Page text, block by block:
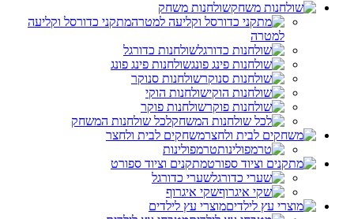
שולחנות משחק
מתקני כדורסל וקליעה
למטרה
שולחנות כדורגל
שולחנות פינג פונג
שולחנות סנוקר
שולחנות הוקי
שולחנות פוקר
לכל שולחנות המשחק
משחקים לבית ולחצר
טרמפולינות
מתקנים וציוד ספורט
שערי כדורגל
שקי איגרוף
מוצרי עץ לילדים